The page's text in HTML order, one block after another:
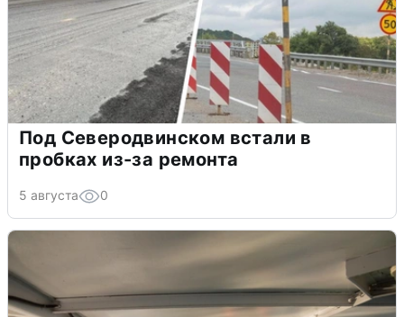
Под Северодвинском встали в
пробках из-за ремонта
5 августа 0